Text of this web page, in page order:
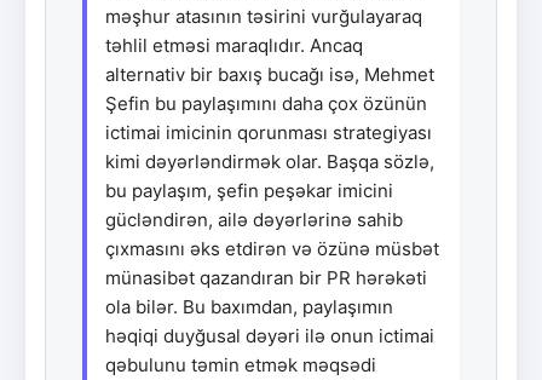
məşhur atasının təsirini vurğulayaraq
təhlil etməsi maraqlıdır. Ancaq
alternativ bir baxış bucağı isə, Mehmet
Şefin bu paylaşımını daha çox özünün
ictimai imicinin qorunması strategiyası
kimi dəyərləndirmək olar. Başqa sözlə,
bu paylaşım, şefin peşəkar imicini
gücləndirən, ailə dəyərlərinə sahib
çıxmasını əks etdirən və özünə müsbət
münasibət qazandıran bir PR hərəkəti
ola bilər. Bu baxımdan, paylaşımın
həqiqi duyğusal dəyəri ilə onun ictimai
qəbulunu təmin etmək məqsədi